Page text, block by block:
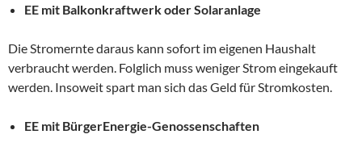
EE mit Balkonkraftwerk oder Solaranlage
Die Stromernte daraus kann sofort im eigenen Haushalt
verbraucht werden. Folglich muss weniger Strom eingekauft
werden. Insoweit spart man sich das Geld für Stromkosten.
EE mit BürgerEnergie-Genossenschaften